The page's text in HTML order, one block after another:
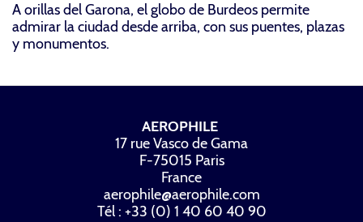
A orillas del Garona, el globo de Burdeos permite
admirar la ciudad desde arriba, con sus puentes, plazas
y monumentos.
AEROPHILE
17 rue Vasco de Gama
F-75015 Paris
France
aerophile@aerophile.com
Tél : +33 (0) 1 40 60 40 90